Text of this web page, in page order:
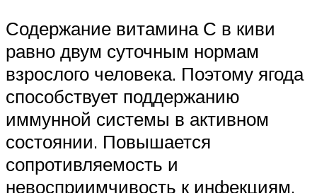
Содержание витамина С в киви
равно двум суточным нормам
взрослого человека. Поэтому ягода
способствует поддержанию
иммунной системы в активном
состоянии. Повышается
сопротивляемость и
невосприимчивость к инфекциям.